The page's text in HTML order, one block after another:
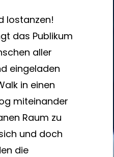
lostanzen!
das Publikum
aller
eingeladen
in einen
miteinander
Raum zu
und doch
die